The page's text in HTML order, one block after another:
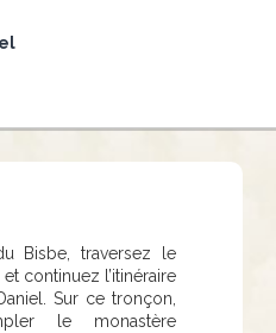
Bisbe, traversez le
continuez l’itinéraire
Sur ce tronçon,
le monastère